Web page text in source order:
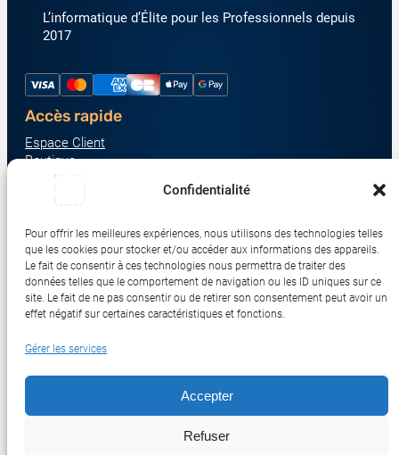
Confidentialité
Pour offrir les meilleures expériences, nous utilisons des technologies telles
que les cookies pour stocker et/ou accéder aux informations des appareils.
Le fait de consentir à ces technologies nous permettra de traiter des
données telles que le comportement de navigation ou les ID uniques sur ce
site. Le fait de ne pas consentir ou de retirer son consentement peut avoir un
effet négatif sur certaines caractéristiques et fonctions.
Gérer les services
Accepter
Refuser
L’informatique d’Élite pour les Professionnels depuis
2017
Accès rapide
Espace Client
Boutique
À propos
Nous contacter
Écrans & Moniteurs
Serveurs & Stockage
Impression & Consommables
Ordinateurs & Tablettes
Réseau & IoT
Conditions Générales de Vente